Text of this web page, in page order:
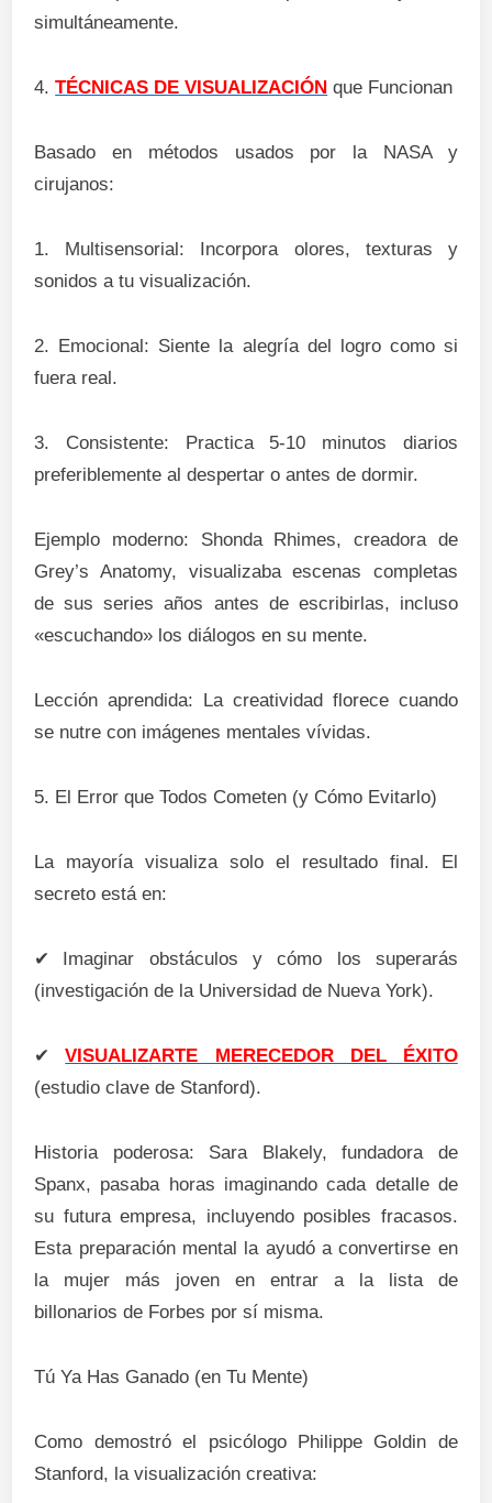
simultáneamente.
4.TÉCNICAS DE VISUALIZACIÓN que Funcionan
Basado en métodos usados por la NASA y
cirujanos:
1. Multisensorial: Incorpora olores, texturas y
sonidos a tu visualización.
2. Emocional: Siente la alegría del logro como si
fuera real.
3. Consistente: Practica 5-10 minutos diarios
preferiblemente al despertar o antes de dormir.
Ejemplo moderno: Shonda Rhimes, creadora de
Grey’s Anatomy, visualizaba escenas completas
de sus series años antes de escribirlas, incluso
«escuchando» los diálogos en su mente.
Lección aprendida: La creatividad florece cuando
se nutre con imágenes mentales vívidas.
5. El Error que Todos Cometen (y Cómo Evitarlo)
La mayoría visualiza solo el resultado final. El
secreto está en:
✔
Imaginar obstáculos y cómo los superarás
(investigación de la Universidad de Nueva York).
✔VISUALIZARTE MERECEDOR DEL ÉXITO
(estudio clave de Stanford).
Historia poderosa: Sara Blakely, fundadora de
Spanx, pasaba horas imaginando cada detalle de
su futura empresa, incluyendo posibles fracasos.
Esta preparación mental la ayudó a convertirse en
la mujer más joven en entrar a la lista de
billonarios de Forbes por sí misma.
Tú Ya Has Ganado (en Tu Mente)
Como demostró el psicólogo Philippe Goldin de
Stanford, la visualización creativa: